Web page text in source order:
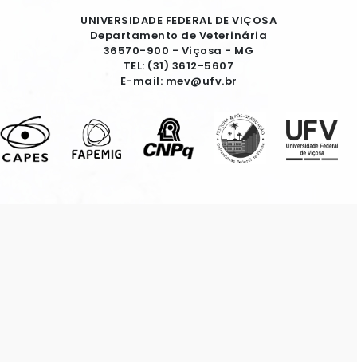
UNIVERSIDADE FEDERAL DE VIÇOSA
Departamento de Veterinária
36570-900 - Viçosa - MG
TEL: (31) 3612-5607
E-mail: mev@ufv.br